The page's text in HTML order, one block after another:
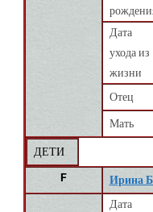
Дата
ухода из
жизни
Отец
Мать
ДЕТИ
F
Ирина
Дата